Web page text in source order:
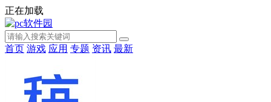
正在加载
首页 游戏 应用 专题 资讯 最新